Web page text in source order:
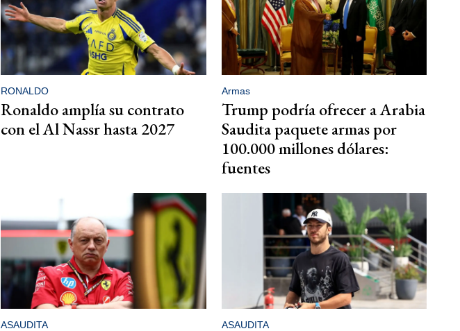
RONALDO
Ronaldo amplía su contrato
con el Al Nassr hasta 2027
Armas
Trump podría ofrecer a Arabia
Saudita paquete armas por
100.000 millones dólares:
fuentes
ASAUDITA ASAUDITA